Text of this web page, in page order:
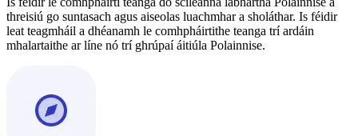
threisiú go suntasach agus aiseolas luachmhar a sholáthar. Is féidir
leat teagmháil a dhéanamh le comhpháirtithe teanga trí ardáin
mhalartaithe ar líne nó trí ghrúpaí áitiúla Polainnise.